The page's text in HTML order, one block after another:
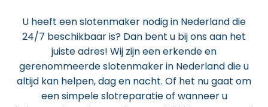
U heeft een slotenmaker nodig in Nederland die
24/7 beschikbaar is? Dan bent u bij ons aan het
juiste adres! Wij zijn een erkende en
gerenommeerde slotenmaker in Nederland die u
altijd kan helpen, dag en nacht. Of het nu gaat om
een simpele slotreparatie of wanneer u